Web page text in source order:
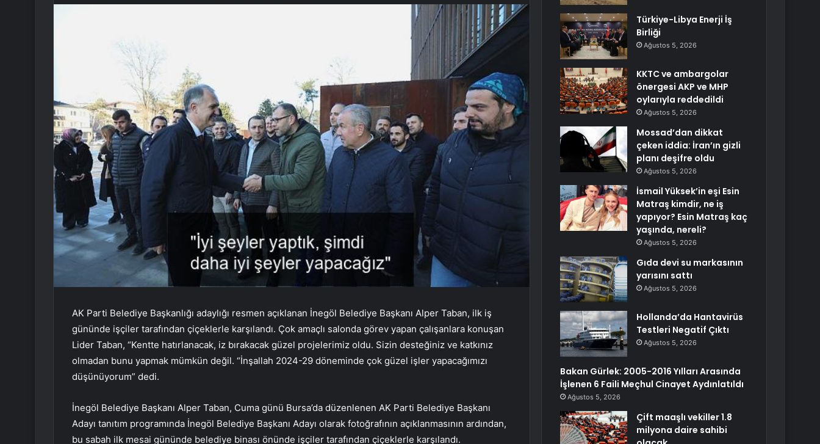
AK Parti Belediye Başkanlığı adaylığı resmen açıklanan İnegöl Belediye Başkanı Alper Taban, ilk iş
gününde işçiler tarafından çiçeklerle karşılandı. Çok amaçlı salonda görev yapan çalışanlara konuşan
Lider Taban, “Kentte hatırlanacak, iz bırakacak güzel projelerimiz oldu. Sizin desteğiniz ve katkınız
olmadan bunu yapmak mümkün değil. “İnşallah 2024-29 döneminde çok güzel işler yapacağımızı
düşünüyorum” dedi.
İnegöl Belediye Başkanı Alper Taban, Cuma günü Bursa’da düzenlenen AK Parti Belediye Başkanı
Adayı tanıtım programında İnegöl Belediye Başkanı Adayı olarak fotoğrafının açıklanmasının ardından,
bu sabah ilk mesai gününde belediye binası önünde işçiler tarafından çiçeklerle karşılandı.
Türkiye-Libya Enerji İş
Birliği
Ağustos 5, 2026
KKTC ve ambargolar
önergesi AKP ve MHP
oylarıyla reddedildi
Ağustos 5, 2026
Mossad’dan dikkat
çeken iddia: İran’ın gizli
planı deşifre oldu
Ağustos 5, 2026
İsmail Yüksek’in eşi Esin
Matraş kimdir, ne iş
yapıyor? Esin Matraş kaç
yaşında, nereli?
Ağustos 5, 2026
Gıda devi su markasının
yarısını sattı
Ağustos 5, 2026
Hollanda’da Hantavirüs
Testleri Negatif Çıktı
Ağustos 5, 2026
Bakan Gürlek: 2005-2016 Yılları Arasında
İşlenen 6 Faili Meçhul Cinayet Aydınlatıldı
Ağustos 5, 2026
Çift maaşlı vekiller 1.8
milyona daire sahibi